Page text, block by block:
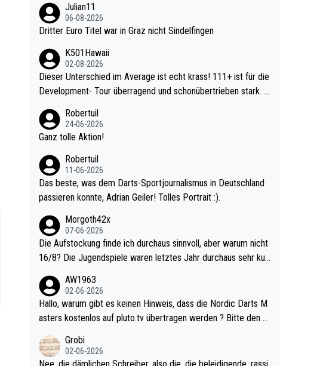
Julian11
06-08-2026
Dritter Euro Titel war in Graz nicht Sindelfingen
K501Hawaii
02-08-2026
Dieser Unterschied im Average ist echt krass! 111+ ist für die
Development- Tour überragend und schonübertrieben stark. U
e mal 40+ erst recht. Da gewinnst keinen Blumentopf - ist ja n
och krasser wie ein Pokalspiel eines Kreisligisten vs einem Bu
Robertuil
24-06-2026
Ganz tolle Aktion!
Robertuil
11-06-2026
Das beste, was dem Darts-Sportjournalismus in Deutschland
passieren konnte, Adrian Geiler! Tolles Portrait :).
Morgoth42x
07-06-2026
Die Aufstockung finde ich durchaus sinnvoll, aber warum nicht
16/8? Die Jugendspiele waren letztes Jahr durchaus sehr kur
l. Allerdings ist Mitchell Lawrie als Nummer 1 der Welt eh quali
fiziert. Somit ändert die automatische Qualifikation des Weltm
eisters erstmal nichts. Ich denke sie wollen damit für nächste
d wohl wenig WDF Turniere spielen. Dies war bei Archie Self l
etztes Jahr der Fall. Er musste als amtierender Weltmeister d
AW1963
02-06-2026
Hallo, warum gibt es keinen Hinweis, dass die Nordic Darts M
asters kostenlos auf pluto.tv übertragen werden ? Bitte den A
Grobi
02-06-2026